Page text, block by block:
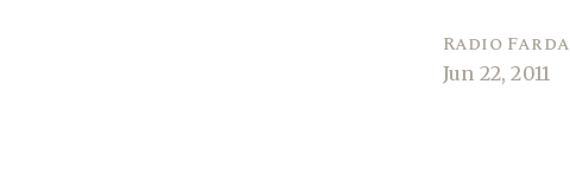
Radio Farda
Jun 22, 2011